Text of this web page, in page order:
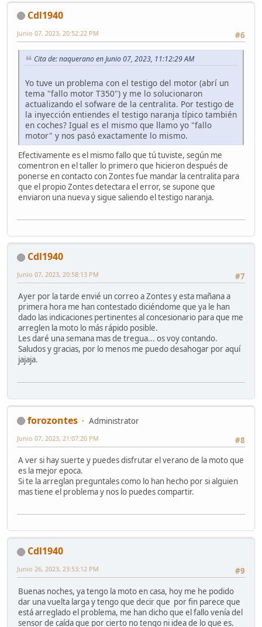
Cdl1940
#6
Junio 07, 2023, 20:52:22 PM
Cita de: naquerano en Junio 07, 2023, 11:12:29 AM
Yo tuve un problema con el testigo del motor (abrí un
tema "fallo motor T350") y me lo solucionaron
actualizando el sofware de la centralita. Por testigo de
la inyección entiendes el testigo naranja típico también
en coches? Igual es el mismo que llamo yo "fallo
motor" y nos pasó exactamente lo mismo.
Efectivamente es el mismo fallo que tú tuviste, según me
comentron en el taller lo primero que hicieron después de
ponerse en contacto con Zontes fue mandar la centralita para
que el propio Zontes detectara el error, se supone que
enviaron una nueva y sigue saliendo el testigo naranja.
Cdl1940
#7
Junio 07, 2023, 20:58:13 PM
Ayer por la tarde envié un correo a Zontes y esta mañana a
primera hora me han contestado diciéndome que ya le han
dado las indicaciones pertinentes al concesionario para que me
arreglen la moto lo más rápido posible.
Les daré una semana mas de tregua... os voy contando.
Saludos y gracias, por lo menos me puedo desahogar por aquí
jajaja.
forozontes
Administrator
#8
Junio 07, 2023, 21:07:20 PM
A ver si hay suerte y puedes disfrutar el verano de la moto que
es la mejor epoca.
Si te la arreglan preguntales como lo han hecho por si alguien
mas tiene el problema y nos lo puedes compartir.
Cdl1940
#9
Junio 26, 2023, 23:53:12 PM
Buenas noches, ya tengo la moto en casa, hoy me he podido
dar una vuelta larga y tengo que decir que por fin parece que
está arreglado el problema, me han dicho que el fallo venía del
sensor de caída que por cierto no tengo ni idea de lo que es.